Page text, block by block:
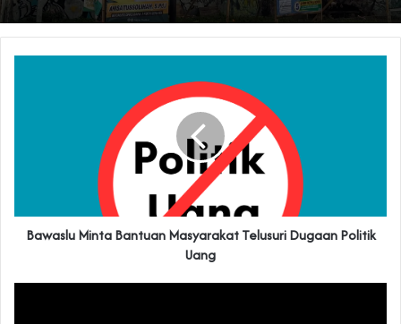
Bawaslu Minta Bantuan Masyarakat Telusuri Dugaan Politik
Uang